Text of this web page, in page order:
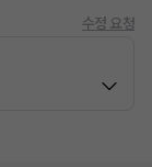
수정 요청